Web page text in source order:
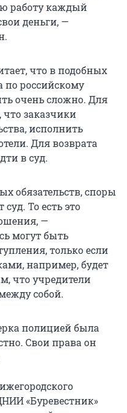
работу каждый
деньги, —
что в подобных
по российскому
очень сложно. Для
что заказчики
исполнить
Для возврата
в суд.
обязательств, споры
То есть это
—
могут быть
только если
например, будет
что учредители
собой.
полицией была
Свои права он
«Буревестник»